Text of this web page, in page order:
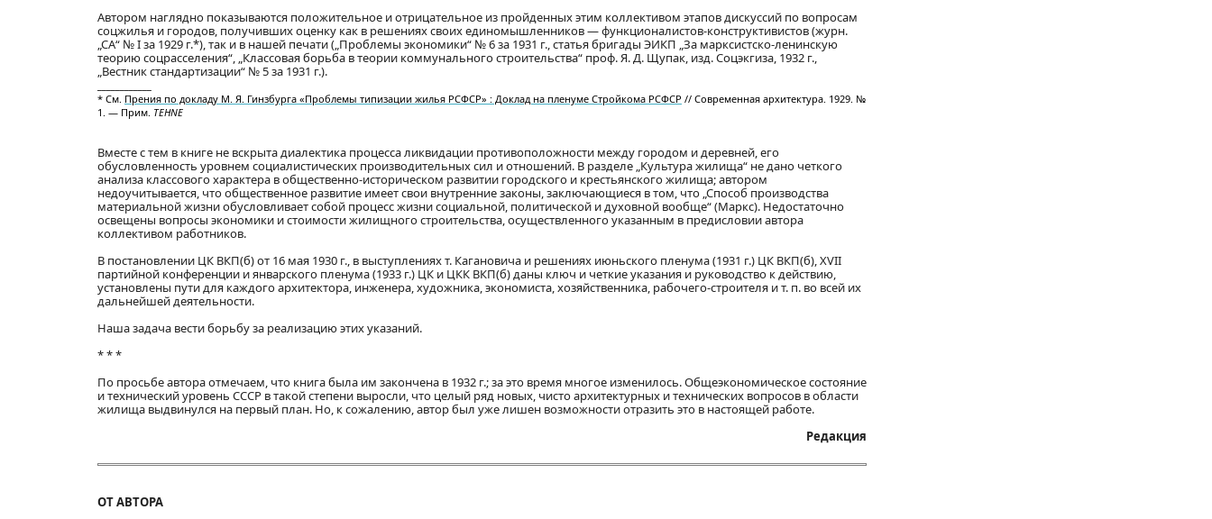
Автором наглядно показываются положительное и отрицательное из пройденных этим коллективом этапов дискуссий по вопросам
соцжилья и городов, получивших оценку как в решениях своих единомышленников — функционалистов-конструктивистов (журн.
„СА“ № I за 1929 г.*), так и в нашей печати („Проблемы экономики“ № 6 за 1931 г., статья бригады ЭИКП „За марксистско-ленинскую
теорию соцрасселения“, „Классовая борьба в теории коммунального строительства“ проф. Я. Д. Щупак, изд. Соцэкгиза, 1932 г.,
„Вестник стандартизации“ № 5 за 1931 г.).
* См. Прения по докладу М. Я. Гинзбурга «Проблемы типизации жилья РСФСР» : Доклад на пленуме Стройкома РСФСР // Современная архитектура. 1929. №
1. — Прим. TEHNE
Вместе с тем в книге не вскрыта диалектика процесса ликвидации противоположности между городом и деревней, его
обусловленность уровнем социалистических производительных сил и отношений. В разделе „Культура жилища“ не дано четкого
анализа классового характера в общественно-историческом развитии городского и крестьянского жилища; автором
недоучитывается, что общественное развитие имеет свои внутренние законы, заключающиеся в том, что „Способ производства
материальной жизни обусловливает собой процесс жизни социальной, политической и духовной вообще“ (Маркс). Недостаточно
освещены вопросы экономики и стоимости жилищного строительства, осуществленного указанным в предисловии автора
коллективом работников.
В постановлении ЦК ВКП(б) от 16 мая 1930 г., в выступлениях т. Кагановича и решениях июньского пленума (1931 г.) ЦК ВКП(б), XVII
партийной конференции и январского пленума (1933 г.) ЦК и ЦКК ВКП(б) даны ключ и четкие указания и руководство к действию,
установлены пути для каждого архитектора, инженера, художника, экономиста, хозяйственника, рабочего-строителя и т. п. во всей их
дальнейшей деятельности.
Наша задача вести борьбу за реализацию этих указаний.
* * *
По просьбе автора отмечаем, что книга была им закончена в 1932 г.; за это время многое изменилось. Общеэкономическое состояние
и технический уровень СССР в такой степени выросли, что целый ряд новых, чисто архитектурных и технических вопросов в области
жилища выдвинулся на первый план. Но, к сожалению, автор был уже лишен возможности отразить это в настоящей работе.
Редакция
ОТ АВТОРА